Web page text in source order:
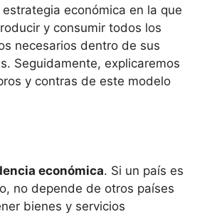
económica en la que
y consumir todos los
necesarios dentro de sus
Seguidamente, explicaremos
y contras de este modelo
económica. Si un país es
no depende de otros países
bienes y servicios